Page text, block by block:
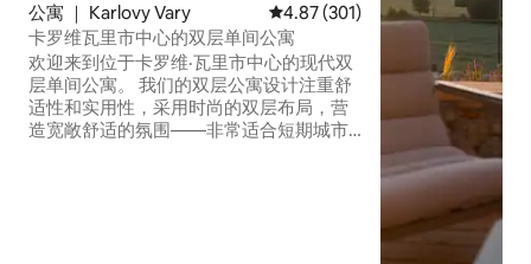
公寓 ｜ Karlovy Vary 平均评分 4.87 分（满分 5 分），
4.87 (301)
卡罗维瓦里市中心的双层单间公寓
欢迎来到位于卡罗维·瓦里市中心的现代双
层单间公寓。 我们的双层公寓设计注重舒
适性和实用性，采用时尚的双层布局，营
造宽敞舒适的氛围——非常适合短期城市